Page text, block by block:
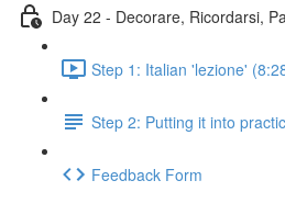
Day 22 - Decorare, Ricordarsi,
Step 1: Italian 'lezione'
Step 2: Putting it into
Feedback Form